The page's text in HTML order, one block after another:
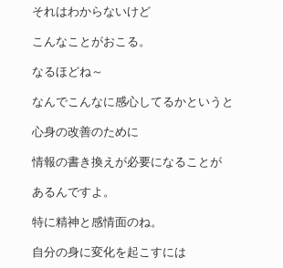
それはわからないけど
こんなことがおこる。
なるほどね～
なんでこんなに感心してるかというと
心身の改善のために
情報の書き換えが必要になることが
あるんですよ。
特に精神と感情面のね。
自分の身に変化を起こすには